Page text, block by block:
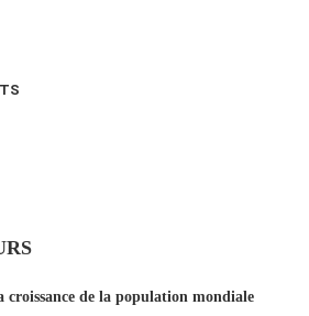
croissance de la population mondiale